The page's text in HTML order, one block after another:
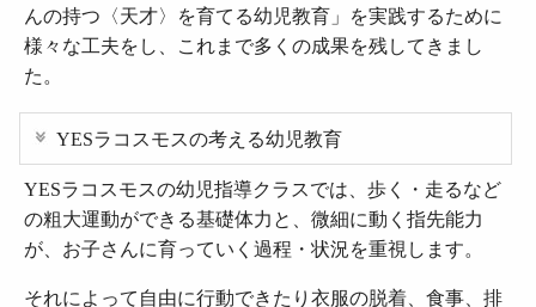
んの持つ〈天才〉を育てる幼児教育」を実践するために
様々な工夫をし、これまで多くの成果を残してきまし
た。
YESラコスモスの考える幼児教育
YESラコスモスの幼児指導クラスでは、歩く・走るなど
の粗大運動ができる基礎体力と、微細に動く指先能力
が、お子さんに育っていく過程・状況を重視します。
それによって自由に行動できたり衣服の脱着、食事、排